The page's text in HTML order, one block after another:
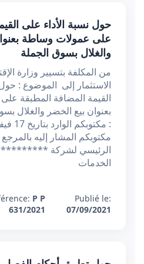
حول نسبة الأداء على
على عمولات وساطة
والغلال بسوق الجملة
من المكلفة بتسيير وزارة
الاستثمار إلى الموضوع :
القيمة المضافة المطبقة
بعنوان بيع الخضر والغلال
مكتوبكم المشار إليه
الرئيسي لشركة
الخدمات
Publié le:
07/09/2021
P P
631/2021